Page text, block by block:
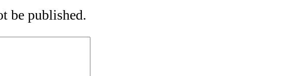
be published.